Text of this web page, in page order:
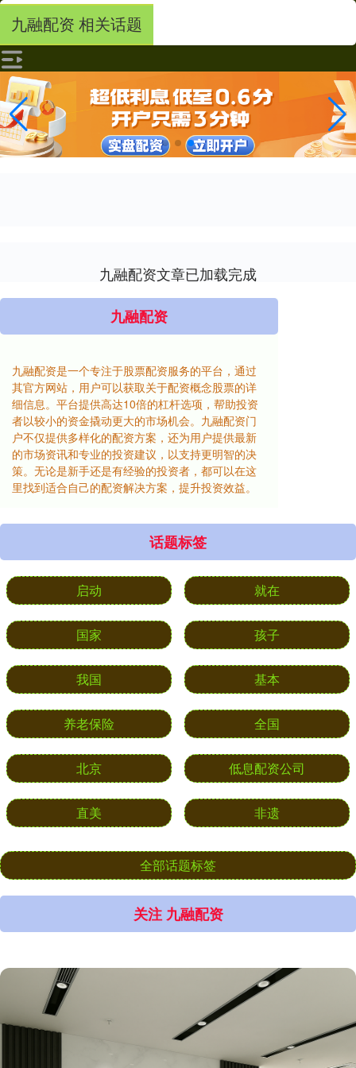
九融配资 相关话题
九融配资文章已加载完成
九融配资
九融配资是一个专注于股票配资服务的平台，通过
其官方网站，用户可以获取关于配资概念股票的详
细信息。平台提供高达10倍的杠杆选项，帮助投资
者以较小的资金撬动更大的市场机会。九融配资门
户不仅提供多样化的配资方案，还为用户提供最新
的市场资讯和专业的投资建议，以支持更明智的决
策。无论是新手还是有经验的投资者，都可以在这
里找到适合自己的配资解决方案，提升投资效益。
话题标签
启动 就在
国家 孩子
我国 基本
养老保险 全国
北京 低息配资公司
直美 非遗
全部话题标签
关注 九融配资